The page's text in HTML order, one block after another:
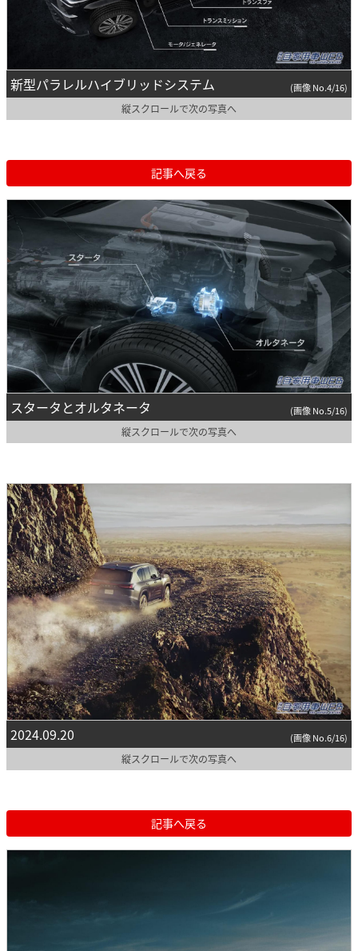
新型パラレルハイブリッドシステム (画像 No.4/16)
縦スクロールで次の写真へ
記事へ戻る
スタータとオルタネータ (画像 No.5/16)
縦スクロールで次の写真へ
2024.09.20 (画像 No.6/16)
縦スクロールで次の写真へ
記事へ戻る